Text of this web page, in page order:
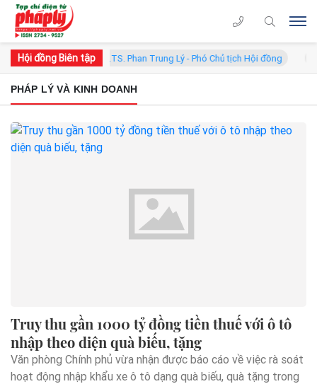
Hội đồng Biên tập
Hội đồng GS.TS. Phan Trung Lý - Phó Chủ tịch Hội đồng
PHÁP LÝ VÀ KINH DOANH
Truy thu gần 1000 tỷ đồng tiền thuế với ô tô
nhập theo diện quà biếu, tặng
Văn phòng Chính phủ vừa nhận được báo cáo về việc rà soát
hoạt động nhập khẩu xe ô tô dạng quà biếu, quà tặng trong